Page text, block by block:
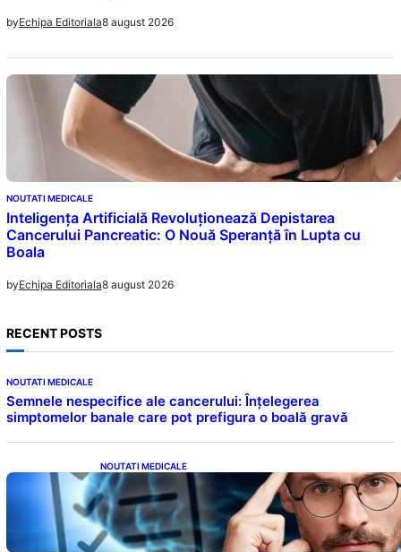
byEchipa Editoriala8 august 2026
NOUTATI MEDICALE
Inteligența Artificială Revoluționează Depistarea
Cancerului Pancreatic: O Nouă Speranță în Lupta cu
Boala
byEchipa Editoriala8 august 2026
RECENT POSTS
NOUTATI MEDICALE
Semnele nespecifice ale cancerului: Înțelegerea
simptomelor banale care pot prefigura o boală gravă
NOUTATI MEDICALE
Inteligența dincolo de note: Semnele unui IQ
ridicat care nu țin de școală